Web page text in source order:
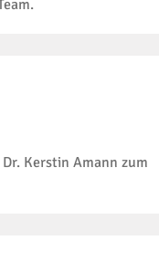
Kerstin Amann zum